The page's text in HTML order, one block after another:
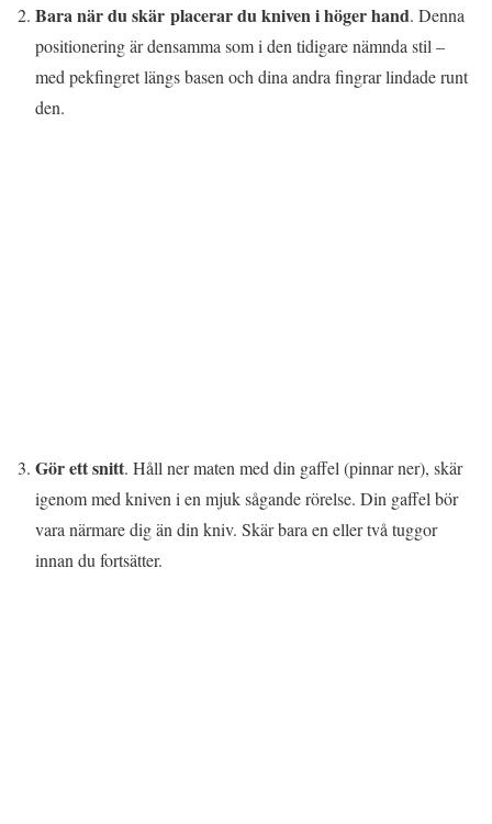
Bara när du skär placerar du kniven i höger hand. Denna
positionering är densamma som i den tidigare nämnda stil –
med pekfingret längs basen och dina andra fingrar lindade runt
den.
Gör ett snitt. Håll ner maten med din gaffel (pinnar ner), skär
igenom med kniven i en mjuk sågande rörelse. Din gaffel bör
vara närmare dig än din kniv. Skär bara en eller två tuggor
innan du fortsätter.